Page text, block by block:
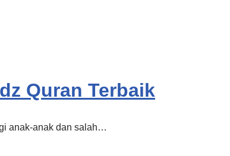
Quran Terbaik
anak-anak dan salah…